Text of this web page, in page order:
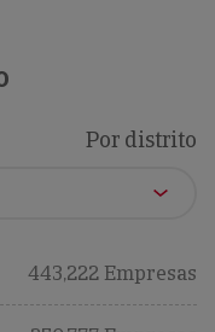
Por distrito
443,222 Empresas